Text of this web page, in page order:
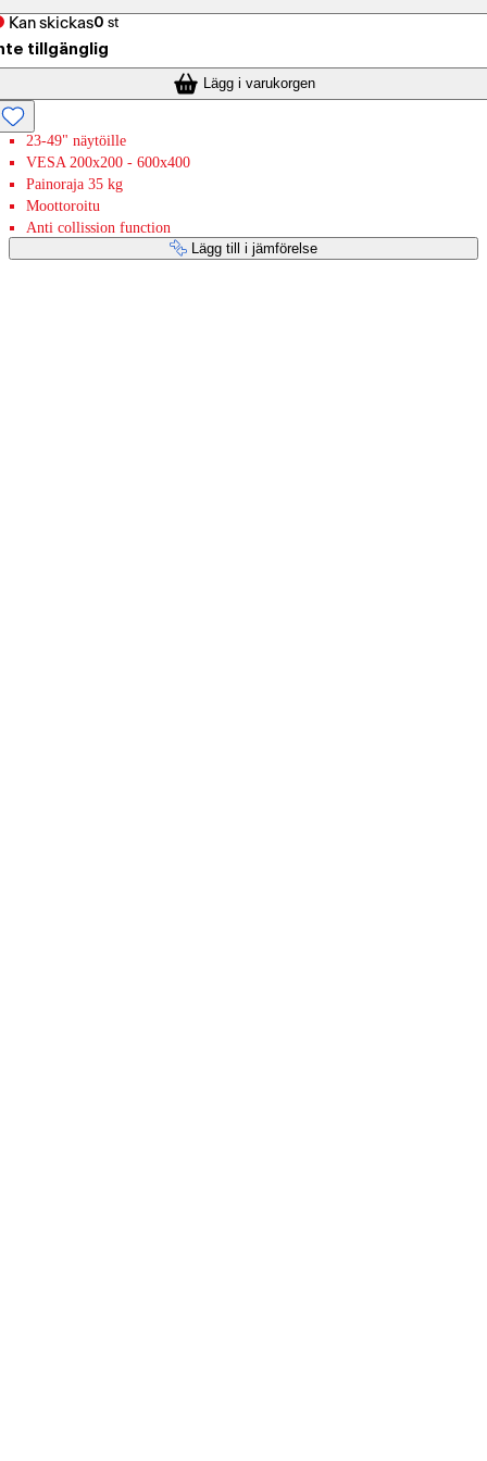
Kan skickas0 st
tillgänglig
Lägg i varukorgen
23-49" näytöille
VESA 200x200 - 600x400
Painoraja 35 kg
Moottoroitu
Anti collission function
Lägg till i jämförelse